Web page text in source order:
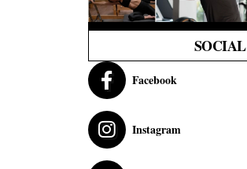
Facebook
Instagram